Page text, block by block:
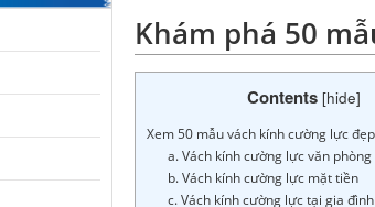
Khám phá 50
Contents [hide]
Xem 50 mẫu vách kính cường lực
a. Vách kính cường lực văn phòng
b. Vách kính cường lực mặt tiền
c. Vách kính cường lực tại gia đình